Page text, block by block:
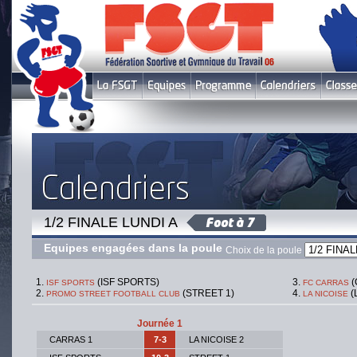
Choix de la poule
1/2 FINALE LUNDI A
Equipes engagées dans la poule
ISF SPORTS (ISF SPORTS)
PROMO STREET FOOTBALL CLUB (STREET 1)
FC CARRAS
LA NICOISE
Journée 1
CARRAS 1 7-3
LA NICOISE 2